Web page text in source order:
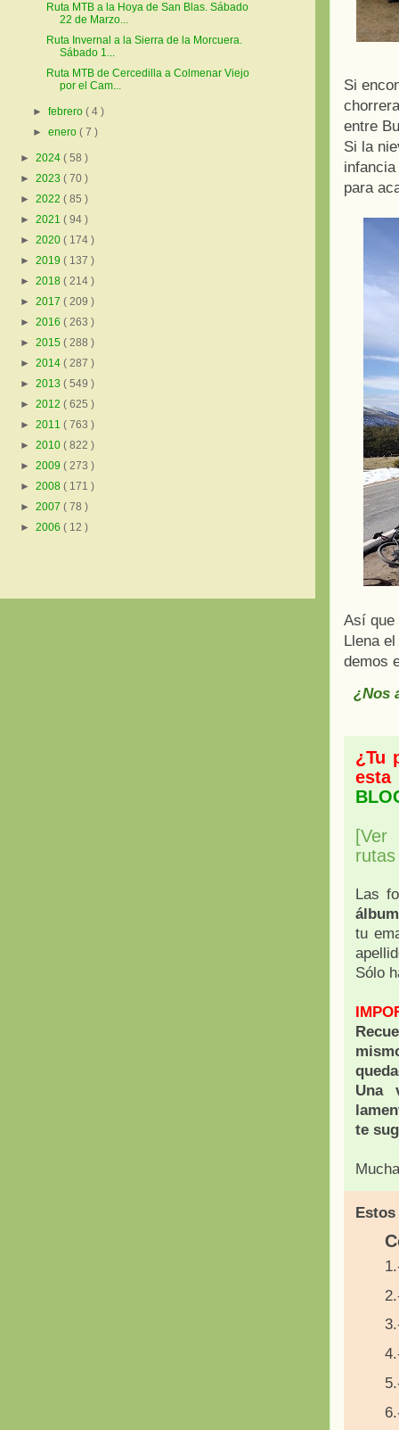
Si
entre
Si la
para
Así que
Llena
demos
¿Nos
¿Tu
[Ver
Las
álbum
tu
Sólo
Una
te
Ruta MTB a la Hoya de San Blas. Sábado
22 de Marzo...
Ruta Invernal a la Sierra de la Morcuera.
Sábado 1...
Ruta MTB de Cercedilla a Colmenar Viejo
por el Cam...
►febrero( 4 )
►enero( 7 )
► 2024 ( 58 )
► 2023 ( 70 )
► 2022 ( 85 )
► 2021 ( 94 )
► 2020 ( 174 )
► 2019 ( 137 )
► 2018 ( 214 )
► 2017 ( 209 )
► 2016 ( 263 )
► 2015 ( 288 )
► 2014 ( 287 )
► 2013 ( 549 )
► 2012 ( 625 )
► 2011 ( 763 )
► 2010 ( 822 )
► 2009 ( 273 )
► 2008 ( 171 )
► 2007 ( 78 )
► 2006 ( 12 )